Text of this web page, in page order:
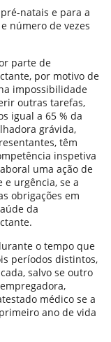
natais e para a
número de vezes
parte de
por motivo de
impossibilidade
outras tarefas,
igual a 65 % da
grávida,
têm
inspetiva
uma ação de
e urgência, se a
obrigações em
da
o tempo que
períodos distintos,
salvo se outro
médico se a
ano de vida